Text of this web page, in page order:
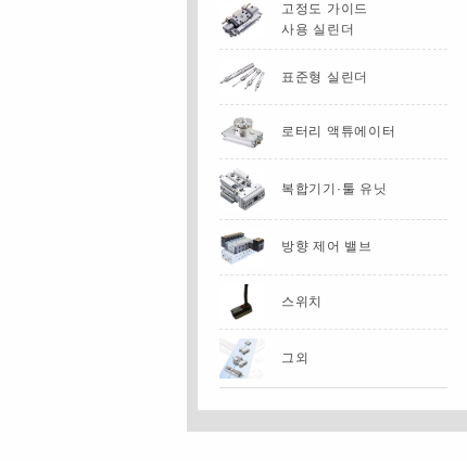
고정도 가이드
사용 실린더
표준형 실린더
로터리 액튜에이터
복합기기·툴 유닛
방향 제어 밸브
스위치
그외